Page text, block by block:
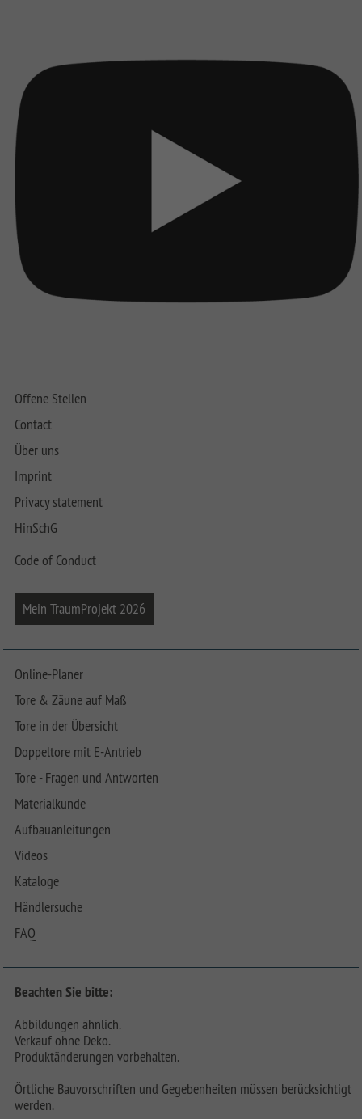
Offene Stellen
Contact
Über uns
Imprint
Privacy statement
HinSchG
Code of Conduct
Mein TraumProjekt 2026
Online-Planer
Tore & Zäune auf Maß
Tore in der Übersicht
Doppeltore mit E-Antrieb
Tore - Fragen und Antworten
Materialkunde
Aufbauanleitungen
Videos
Kataloge
Händlersuche
FAQ
Beachten Sie bitte:
Abbildungen ähnlich.
Verkauf ohne Deko.
Produktänderungen vorbehalten.
Örtliche Bauvorschriften und Gegebenheiten müssen berücksichtigt
werden.